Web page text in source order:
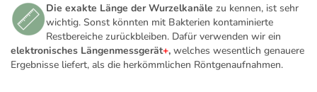
Die exakte Länge der Wurzelkanäle zu kennen, ist sehr
wichtig. Sonst könnten mit Bakterien kontaminierte
Restbereiche zurückbleiben. Dafür verwenden wir ein
elektronisches Längenmessgerät+, welches wesentlich genauere
Ergebnisse liefert, als die herkömmlichen Röntgenaufnahmen.